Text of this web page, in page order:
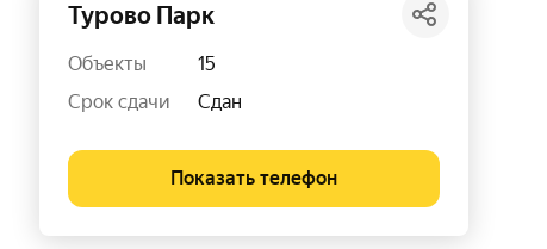
Турово Парк
Объекты
15
Срок сдачи
Сдан
Показать телефон